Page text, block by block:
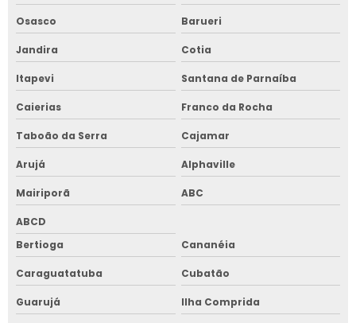
Osasco Barueri
Jandira Cotia
Itapevi Santana de Parnaíba
Caierias Franco da Rocha
Taboão da Serra Cajamar
Arujá Alphaville
Mairiporã ABC
ABCD
Bertioga
Cananéia
Caraguatatuba Cubatão
Guarujá Ilha Comprida